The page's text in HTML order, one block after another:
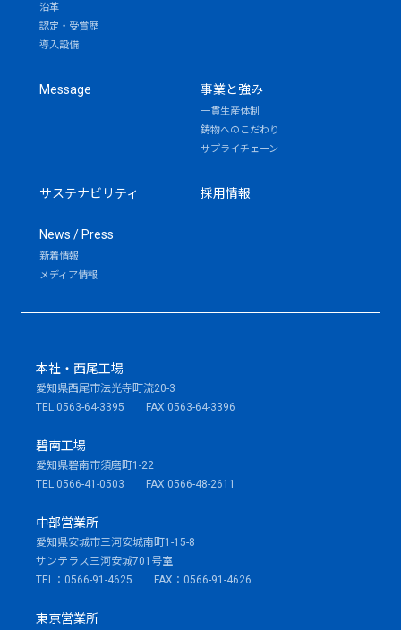
沿革
認定・受賞歴
導入設備
Message 事業と強み
一貫生産体制
鋳物へのこだわり
サプライチェーン
サステナビリティ 採用情報
News / Press
新着情報
メディア情報
本社・西尾工場
愛知県西尾市法光寺町流20-3
TEL 0563-64-3395 FAX 0563-64-3396
碧南工場
愛知県碧南市須磨町1-22
TEL 0566-41-0503 FAX 0566-48-2611
中部営業所
愛知県安城市三河安城南町1-15-8
サンテラス三河安城701号室
TEL：0566-91-4625 FAX：0566-91-4626
東京営業所